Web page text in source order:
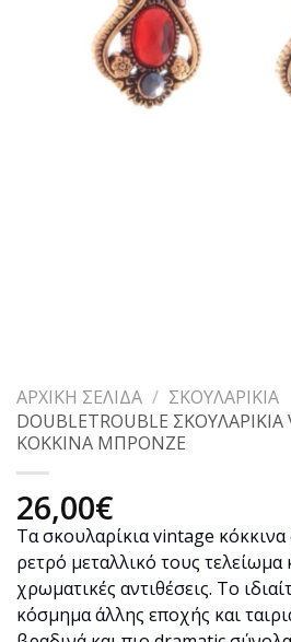
ΑΡΧΙΚΉ ΣΕΛΊΔΑ / ΣΚΟΥΛΑΡΊΚΙΑ
DOUBLETROUBLE
ΚΟΚΚΙΝΑ ΜΠΡΟΝΖΕ
26,00€
Τα σκουλαρίκια vintage
ρετρό μεταλλικό τους τελείωμα
χρωματικές αντιθέσεις. Το
κόσμημα άλλης εποχής και